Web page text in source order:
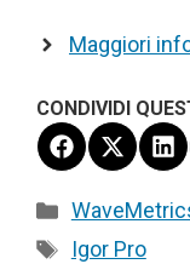
Maggiori
CONDIVIDI
Share
on
Facebook
Share
on
on
Categorie
Tag
Igor Pro